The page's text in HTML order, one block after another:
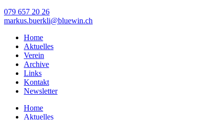
079 657 20 26
markus.buerkli@bluewin.ch
Home
Aktuelles
Verein
Archive
Links
Kontakt
Newsletter
Home
Aktuelles